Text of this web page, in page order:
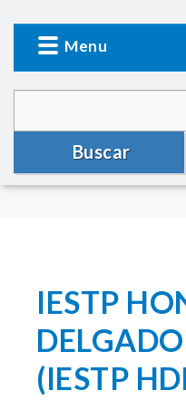
Menu
Buscar
IESTP
(IESTP